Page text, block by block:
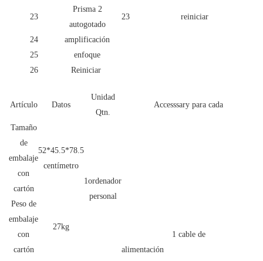
23
Prisma 2
autogotado
23 reiniciar
24
amplificación
25
enfoque
26
Reiniciar
Artículo Datos
Unidad
Qtn.
Accesssary para cada
Tamaño
de
embalaje
con
cartón
52*45.5*78.5
centímetro
1ordenador
personal
1 cable de
alimentación
Peso de
embalaje
con
cartón
27kg